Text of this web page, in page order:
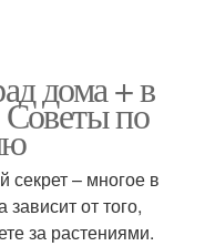
дома + в
по
– многое в
от того,
за растениями.